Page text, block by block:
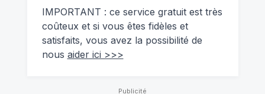
IMPORTANT : ce service gratuit est très
coûteux et si vous êtes fidèles et
satisfaits, vous avez la possibilité de
nous aider ici >>>